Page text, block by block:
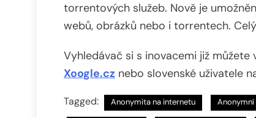
torrentových služeb. Nově je
webů, obrázků nebo i torrentech.
Vyhledávač si s inovacemi již
Xoogle.cz nebo slovenské uživatele
Tagged: Anonymita na internetu Anonymní